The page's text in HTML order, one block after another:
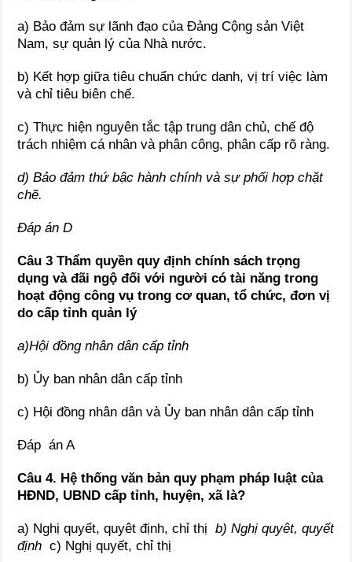
a) Bảo đảm sự lãnh đạo của Đảng Cộng sản Việt
Nam, sự quản lý của Nhà nước.
b) Kết hợp giữa tiêu chuẩn chức danh, vị trí việc làm
và chỉ tiêu biên chế.
c) Thực hiện nguyên tắc tập trung dân chủ, chế độ
trách nhiệm cá nhân và phân công, phân cấp rõ ràng.
d) Bảo đảm thứ bậc hành chính và sự phối hợp chặt
chẽ.
Đáp án D
Câu 3 Thẩm quyền quy định chính sách trọng
dụng và đãi ngộ đối với người có tài năng trong
hoạt động công vụ trong cơ quan, tổ chức, đơn vị
do cấp tỉnh quản lý
a)Hội đồng nhân dân cấp tỉnh
b) Ủy ban nhân dân cấp tỉnh
c) Hội đồng nhân dân và Ủy ban nhân dân cấp tỉnh
Đáp án A
Câu 4. Hệ thống văn bản quy phạm pháp luật của
HĐND, UBND cấp tỉnh, huyện, xã là?
a) Nghị quyết, quyêt định, chỉ thịb) Nghị quyêt, quyết
địnhc) Nghị quyết, chỉ thị